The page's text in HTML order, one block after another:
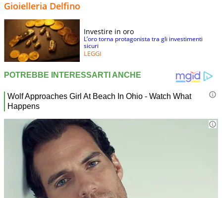
Gioielleria Delfino
Investire in oro
L’oro torna protagonista tra gli investimenti
sicuri
LEGGI